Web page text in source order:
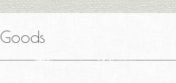
Goods